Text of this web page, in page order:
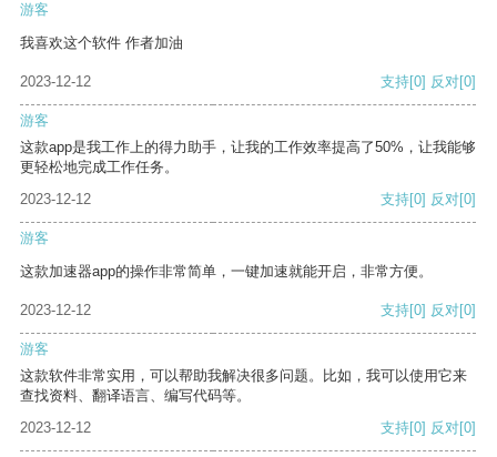
游客
我喜欢这个软件 作者加油
2023-12-12 支持[0] 反对[0]
游客
这款app是我工作上的得力助手，让我的工作效率提高了50%，让我能够
更轻松地完成工作任务。
2023-12-12
支持[0] 反对[0]
游客
这款加速器app的操作非常简单，一键加速就能开启，非常方便。
2023-12-12 支持[0] 反对[0]
游客
这款软件非常实用，可以帮助我解决很多问题。比如，我可以使用它来
查找资料、翻译语言、编写代码等。
2023-12-12
支持[0] 反对[0]